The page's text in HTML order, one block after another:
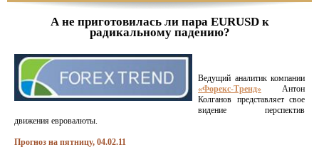
А не приготовилась ли пара EURUSD к
радикальному падению?
Ведущий аналитик компании
«Форекс-Тренд» Антон
Колганов представляет свое
видение перспектив
движения евровалюты.
Прогноз на пятницу, 04.02.11